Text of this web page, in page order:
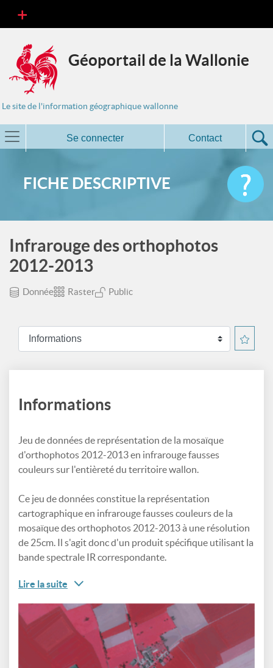
Géoportail de la Wallonie
Le site de l'information géographique wallonne
Se connecter Contact
FICHE DESCRIPTIVE
Infrarouge des orthophotos
2012-2013
Donnée Raster Public
Informations
Jeu de données de représentation de la mosaïque
d'orthophotos 2012-2013 en infrarouge fausses
couleurs sur l'entièreté du territoire wallon.
Ce jeu de données constitue la représentation
cartographique en infrarouge fausses couleurs de la
mosaïque des orthophotos 2012-2013 à une résolution
de 25cm. Il s'agit donc d'un produit spécifique utilisant la
bande spectrale IR correspondante.
Lire la suite